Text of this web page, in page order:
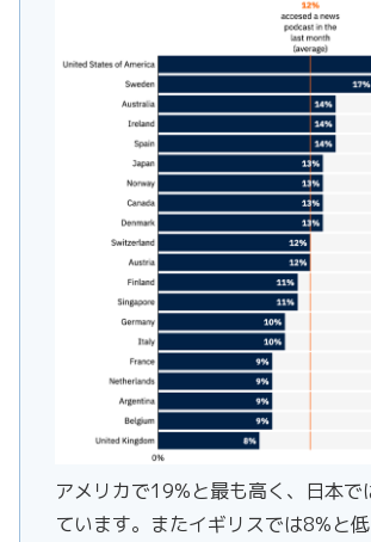
アメリカで19%と最も高く、日本で
ています。またイギリスでは8%と